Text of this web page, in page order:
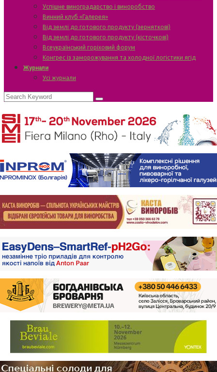
Успішне виноградарство і виноробство
Винний клуб «Галерея»
Від землі до готового продукту (зерняткові)
Від землі до готового продукту (кісточкові)
Всеукраїнський горіховий форум
Конгрес із заморожування та холодної логістики ягід
Журнали
Усі журнали